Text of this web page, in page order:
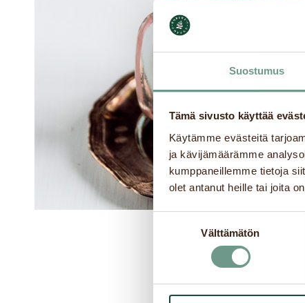
Suostumus
Tämä sivusto käyttää
Käytämme evästeitä
ja kävijämäärämme
kumppaneillemme tietoja
olet antanut heille tai joita
Välttämätön